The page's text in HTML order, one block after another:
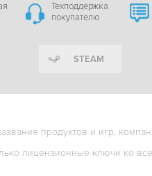
Техподдержка
покупателю
STEAM
продуктов и игр,
лицензионные ключи ко